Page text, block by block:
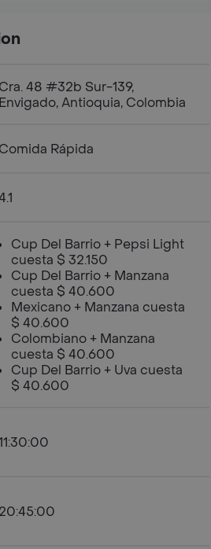
Cra. 48 #32b Sur-139,
Envigado, Antioquia, Colombia
Comida Rápida
Cup Del Barrio + Pepsi Light
cuesta $ 32.150
Cup Del Barrio + Manzana
cuesta $ 40.600
Mexicano + Manzana cuesta
$ 40.600
Colombiano + Manzana
cuesta $ 40.600
Cup Del Barrio + Uva cuesta
$ 40.600
20:45:00